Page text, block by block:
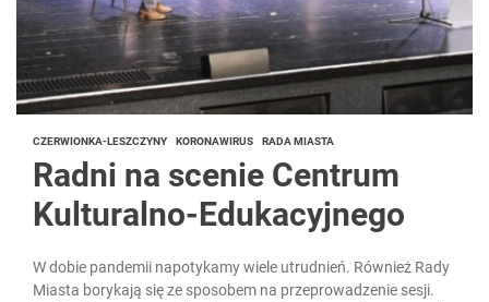
CZERWIONKA-LESZCZYNY KORONAWIRUS RADA MIASTA
Radni na scenie Centrum
Kulturalno-Edukacyjnego
W dobie pandemii napotykamy wiele utrudnień. Również Rady
Miasta borykają się ze sposobem na przeprowadzenie sesji.